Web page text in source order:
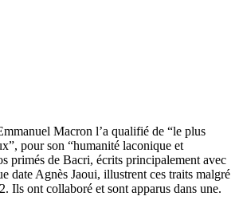
Macron l’a qualifié de “le plus
pour son “humanité laconique et
primés de Bacri, écrits principalement avec
date Agnès Jaoui, illustrent ces traits malgré
Ils ont collaboré et sont apparus dans une.